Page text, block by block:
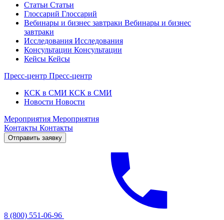
Статьи Статьи
Глоссарий Глоссарий
Вебинары и бизнес завтраки Вебинары и бизнес
завтраки
Исследования Исследования
Консультации Консультации
Кейсы Кейсы
Пресс-центр Пресс-центр
КСК в СМИ КСК в СМИ
Новости Новости
Мероприятия Мероприятия
Контакты Контакты
Отправить заявку
8 (800) 551-06-96